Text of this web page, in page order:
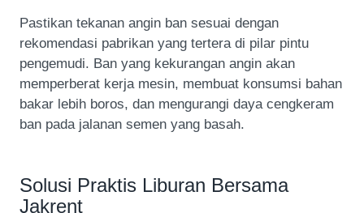
Pastikan tekanan angin ban sesuai dengan
rekomendasi pabrikan yang tertera di pilar pintu
pengemudi. Ban yang kekurangan angin akan
memperberat kerja mesin, membuat konsumsi bahan
bakar lebih boros, dan mengurangi daya cengkeram
ban pada jalanan semen yang basah.
Solusi Praktis Liburan Bersama
Jakrent